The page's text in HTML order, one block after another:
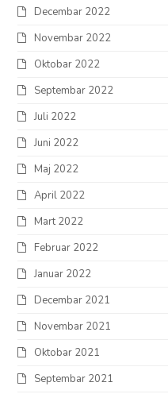
Decembar 2022
Novembar 2022
Oktobar 2022
Septembar 2022
Juli 2022
Juni 2022
Maj 2022
April 2022
Mart 2022
Februar 2022
Januar 2022
Decembar 2021
Novembar 2021
Oktobar 2021
Septembar 2021